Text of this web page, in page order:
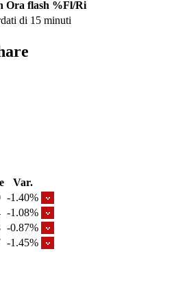
Ora flash %Fl/Ri
di 15 minuti
Var.
-1.40%
-1.08%
-0.87%
-1.45%